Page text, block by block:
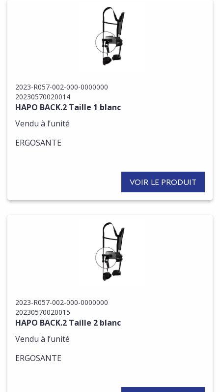
2023-R057-002-000-0000000
20230570020014
HAPO BACK.2 Taille 1 blanc
Vendu à l’unité
ERGOSANTE
VOIR LE PRODUIT
2023-R057-002-000-0000000
20230570020015
HAPO BACK.2 Taille 2 blanc
Vendu à l’unité
ERGOSANTE